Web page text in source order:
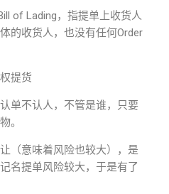
of Lading，指提单上收货人
的收货人，也没有任何Order
提货
单不认人，不管是谁，只要
。
（意味着风险也较大），是
名提单风险较大，于是有了